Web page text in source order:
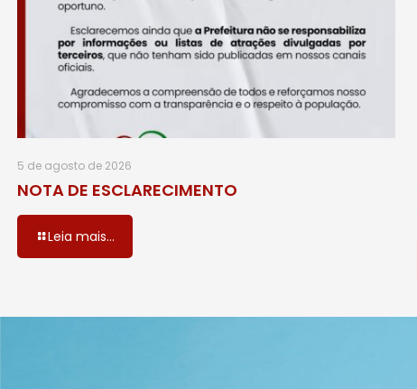
5 de agosto de 2026
NOTA DE ESCLARECIMENTO
Leia mais...